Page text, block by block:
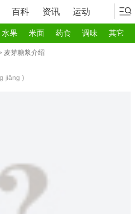
百科 资讯 运动
水果 米面 药食 调味 其它
麦芽糖浆介绍
jiāng )